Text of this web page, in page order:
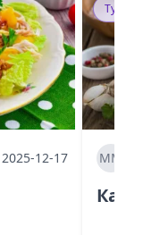
2025-12-17 ММ